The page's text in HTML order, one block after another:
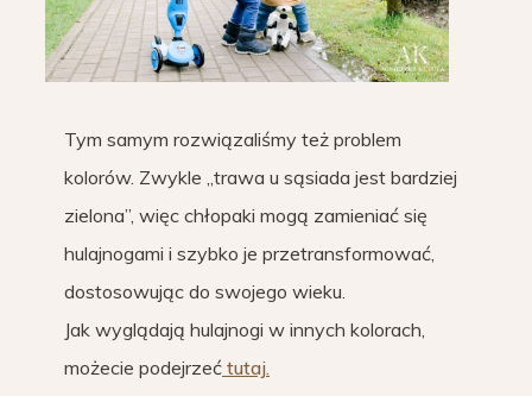
Tym samym rozwiązaliśmy też problem
kolorów. Zwykle „trawa u sąsiada jest bardziej
zielona”, więc chłopaki mogą zamieniać się
hulajnogami i szybko je przetransformować,
dostosowując do swojego wieku.
Jak wyglądają hulajnogi w innych kolorach,
możecie podejrzeć tutaj.